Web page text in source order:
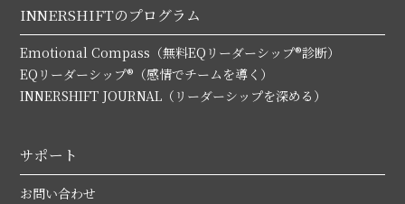
INNERSHIFTのプログラム
Emotional Compass（無料EQリーダーシップ®診断）
EQリーダーシップ®（感情でチームを導く）
INNERSHIFT JOURNAL（リーダーシップを深める）
サポート
お問い合わせ